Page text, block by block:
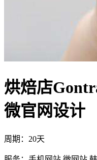
烘焙店
微官网设计
周期：20天